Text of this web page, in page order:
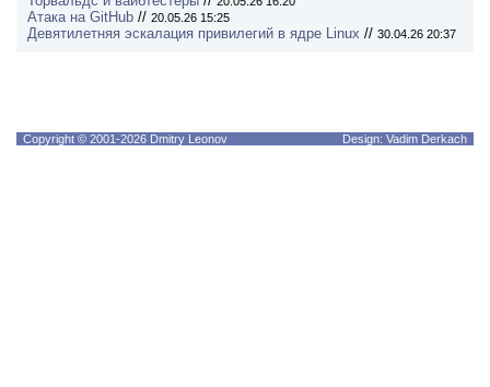
Атака на GitHub // 20.05.26 15:25
Девятилетняя эскалация привилегий в ядре Linux // 30.04.26 20:37
Copyright © 2001-2026 Dmitry Leonov Design: Vadim Derkach